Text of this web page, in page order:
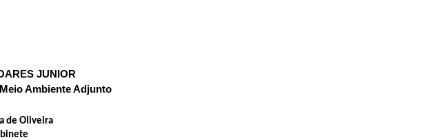
JUNIOR
Ambiente Adjunto
de Oliveira